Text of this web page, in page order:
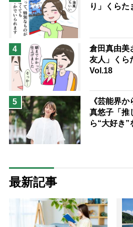
り」くらた
4
倉田真由美
友人」くら
Vol.18
5
《芸能界
真悠子「推
ら“大好き”
最新記事